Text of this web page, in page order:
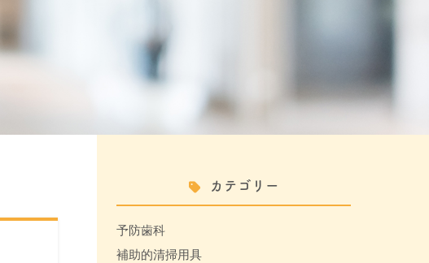
カテゴリー
予防歯科
補助的清掃用具